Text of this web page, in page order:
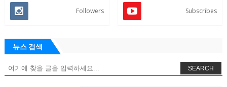
Followers Subscribes
뉴스 검색
SEARCH